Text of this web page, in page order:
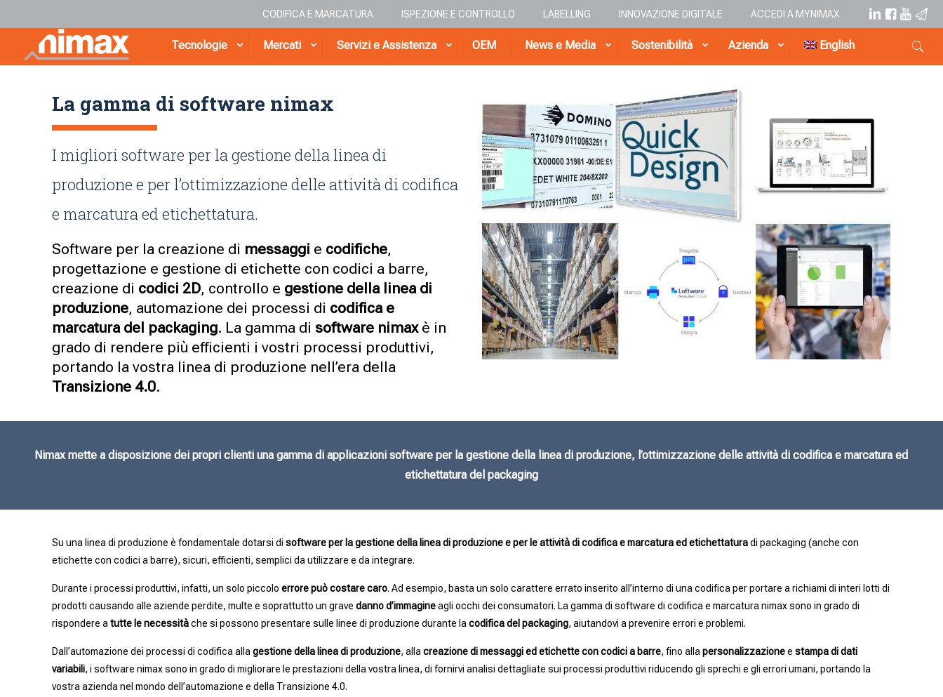
CODIFICA E MARCATURA ISPEZIONE E CONTROLLO LABELLING INNOVAZIONE DIGITALE ACCEDI A MYNIMAX
Tecnologie Mercati Servizi e Assistenza OEM News e Media Sostenibilità Azienda English
La gamma di software nimax
I migliori software per la gestione della linea di
produzione e per l’ottimizzazione delle attività di codifica
e marcatura ed etichettatura.
Software per la creazione di messaggi e codifiche,
progettazione e gestione di etichette con codici a barre,
creazione di codici 2D, controllo e gestione della linea di
produzione, automazione dei processi di codifica e
marcatura del packaging. La gamma di software nimaxè in
grado di rendere più efficienti i vostri processi produttivi,
portando la vostra linea di produzione nell’era della
Transizione 4.0.
Nimax mette a disposizione dei propri clienti una gamma di applicazioni software per la gestione della linea di produzione, l’ottimizzazione delle attività di codifica e marcatura ed
etichettatura del packaging
Su una linea di produzione è fondamentale dotarsi di software per la gestione della linea di produzione e per le attività di codifica e marcatura ed etichettaturadi packaging (anche con
etichette con codici a barre), sicuri, efficienti, semplici da utilizzare e da integrare.
Durante i processi produttivi, infatti, un solo piccolo errore può costare caro. Ad esempio, basta un solo carattere errato inserito all’interno di una codifica per portare a richiami di interi lotti di
prodotti causando alle aziende perdite, multe e soprattutto un gravedanno d’immagineagli occhi dei consumatori. La gamma di software di codifica e marcatura nimax sono in grado di
rispondere atutte le necessitàche si possono presentare sulle linee di produzione durante lacodifica del packaging, aiutandovi a prevenire errori e problemi.
Dall’automazione dei processi di codifica alla gestione della linea di produzione, allacreazione di messaggi ed etichette con codici a barre, fino allapersonalizzazioneestampa di dati
variabili, i software nimax sono in grado di migliorare le prestazioni della vostra linea, di fornirvi analisi dettagliate sui processi produttivi riducendo gli sprechi e gli errori umani, portando la
vostra azienda nel mondo dell’automazione e della Transizione 4.0.